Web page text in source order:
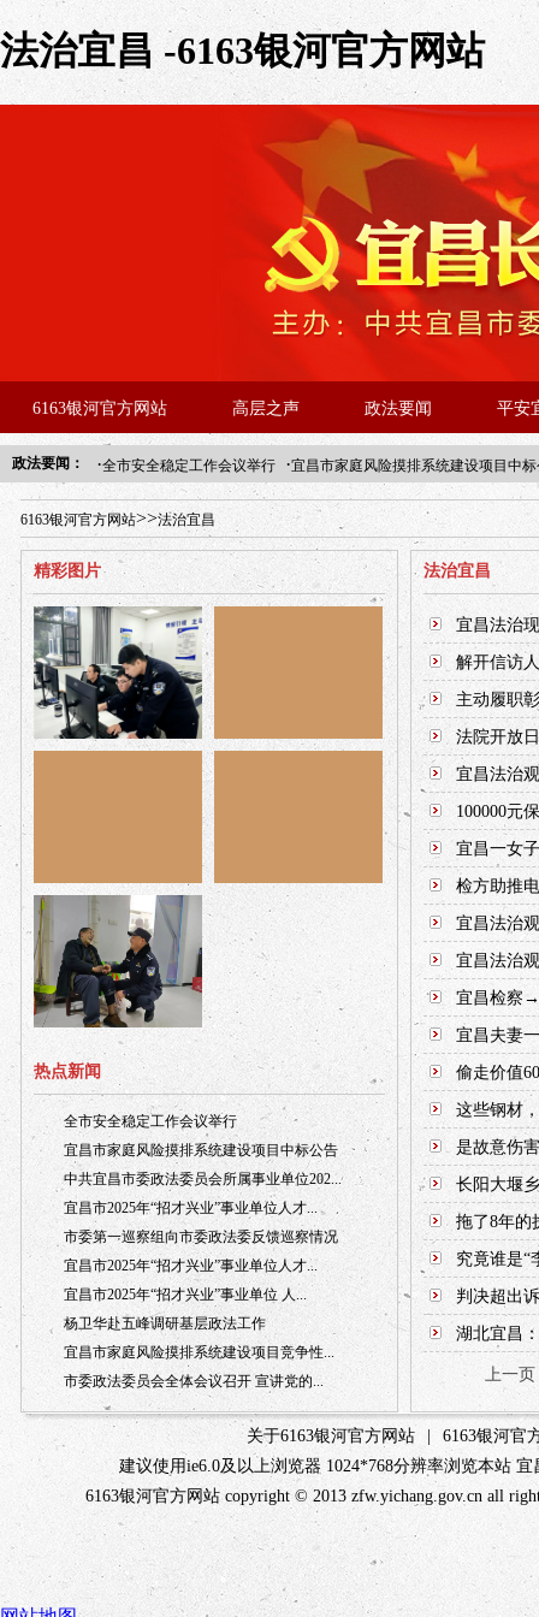
法治宜昌 -6163银河官方网站
6163银河官方网站 高层之声 政法要闻 平安
政法要闻： ·全市安全稳定工作会议举行 ·宜昌市家庭风险摸排系统建设项目中
年“招才兴业”事业单位人才引进·北京站人民大学入校工作提醒
6163银河官方网站>>法治宜昌
精彩图片
热点新闻
全市安全稳定工作会议举行
宜昌市家庭风险摸排系统建设项目中标公告
中共宜昌市委政法委员会所属事业单位202...
宜昌市2025年“招才兴业”事业单位人才...
市委第一巡察组向市委政法委反馈巡察情况
宜昌市2025年“招才兴业”事业单位人才...
宜昌市2025年“招才兴业”事业单位 人...
杨卫华赴五峰调研基层政法工作
宜昌市家庭风险摸排系统建设项目竞争性...
市委政法委员会全体会议召开 宣讲党的...
法治宜昌
宜昌法治
解开信访
主动履职
法院开放
宜昌法治
100000元
宜昌一女
检方助推
宜昌法治
宜昌法治
宜昌检察
宜昌夫妻
偷走价值
这些钢材
是故意伤
长阳大堰
拖了8年的
究竟谁是“
判决超出
湖北宜昌
上一页
关于6163银河官方网站
6163银河官
建议使用ie6.0及以上浏览器 1024*768分辨率浏览本站
6163银河官方网站 copyright © 2013 zfw.yichang.gov.cn all